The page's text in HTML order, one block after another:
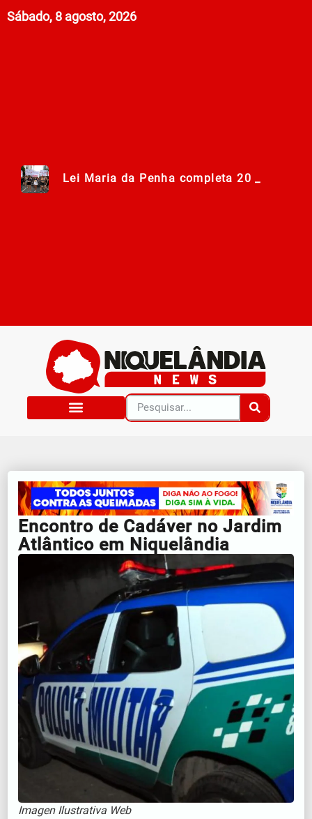
Sábado, 8 agosto, 2026
Lei Maria da Penha completa 20 anos
278ª Romaria do Muquém começa com
Centro Municipal de Apoio aos Romeiros
Polícia Militar de Goiás comemora 168
Encontro de Cadáver no Jardim
Atlântico em Niquelândia
Imagen Ilustrativa Web